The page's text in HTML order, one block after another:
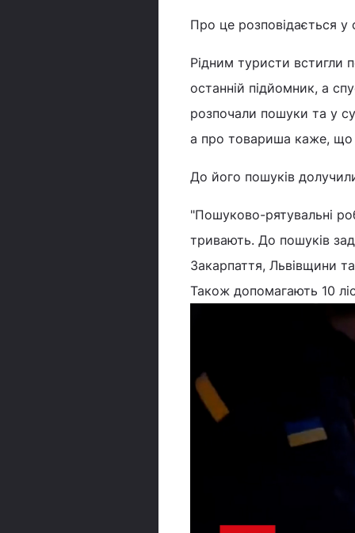
Про це розповідається
Рідним туристи встигли
останній підйомник, а
розпочали пошуки та у
а про товариша каже, що
До його пошуків
"Пошуково-рятувальні
тривають. До пошуків
Закарпаття, Львівщини
Також допомагають 10